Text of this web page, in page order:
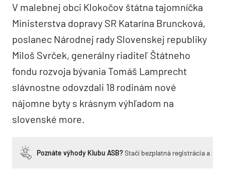
V malebnej obci Klokočov štátna tajomníčka
Ministerstva dopravy SR Katarína Bruncková,
poslanec Národnej rady Slovenskej republiky
Miloš Svrček, generálny riaditeľ Štátneho
fondu rozvoja bývania Tomáš Lamprecht
slávnostne odovzdali 18 rodinám nové
nájomne byty s krásnym výhľadom na
slovenské more.
Poznáte výhody Klubu ASB?Stačí bezplatná registrácia a